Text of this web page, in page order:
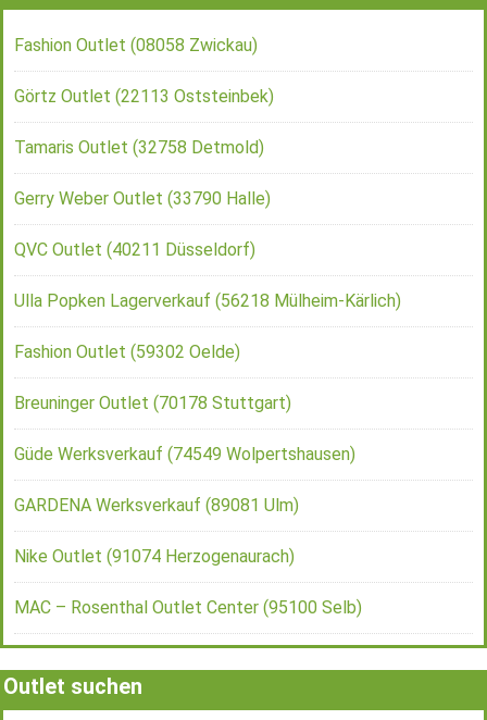
Fashion Outlet (08058 Zwickau)
Görtz Outlet (22113 Oststeinbek)
Tamaris Outlet (32758 Detmold)
Gerry Weber Outlet (33790 Halle)
QVC Outlet (40211 Düsseldorf)
Ulla Popken Lagerverkauf (56218 Mülheim-Kärlich)
Fashion Outlet (59302 Oelde)
Breuninger Outlet (70178 Stuttgart)
Güde Werksverkauf (74549 Wolpertshausen)
GARDENA Werksverkauf (89081 Ulm)
Nike Outlet (91074 Herzogenaurach)
MAC – Rosenthal Outlet Center (95100 Selb)
Outlet suchen